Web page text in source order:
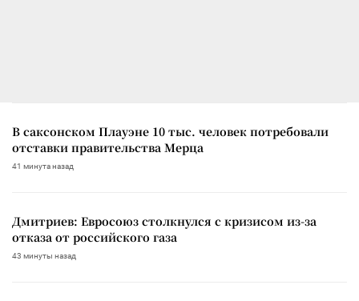
В саксонском Плауэне 10 тыс. человек потребовали
отставки правительства Мерца
41 минута назад
Дмитриев: Евросоюз столкнулся с кризисом из-за
отказа от российского газа
43 минуты назад